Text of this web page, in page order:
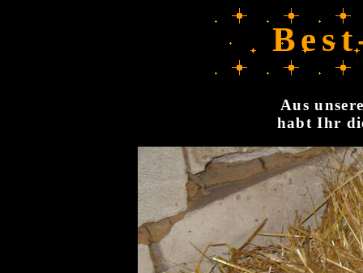
Aus
habt Ihr